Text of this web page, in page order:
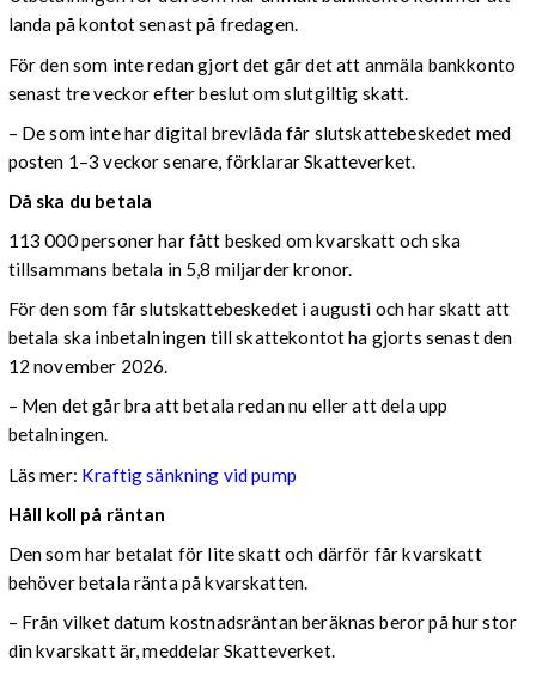
landa på kontot senast på fredagen.
För den som inte redan gjort det går det att anmäla bankkonto
senast tre veckor efter beslut om slutgiltig skatt.
– De som inte har digital brevlåda får slutskattebeskedet med
posten 1–3 veckor senare, förklarar Skatteverket.
Då ska du betala
113 000 personer har fått besked om kvarskatt och ska
tillsammans betala in 5,8 miljarder kronor.
För den som får slutskattebeskedet i augusti och har skatt att
betala ska inbetalningen till skattekontot ha gjorts senast den
12 november 2026.
– Men det går bra att betala redan nu eller att dela upp
betalningen.
Läs mer: Kraftig sänkning vid pump
Håll koll på räntan
Den som har betalat för lite skatt och därför får kvarskatt
behöver betala ränta på kvarskatten.
– Från vilket datum kostnadsräntan beräknas beror på hur stor
din kvarskatt är, meddelar Skatteverket.